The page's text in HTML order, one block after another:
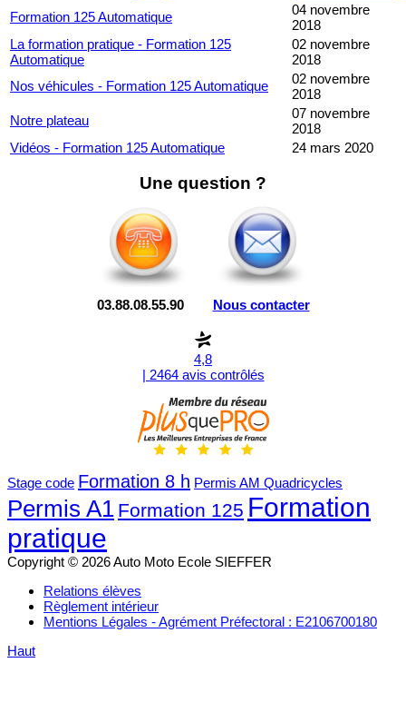
Formation 125 Automatique
04 novembre
2018
La formation pratique - Formation 125
Automatique
02 novembre
2018
Nos véhicules - Formation 125 Automatique
02 novembre
2018
Notre plateau
07 novembre
2018
Vidéos - Formation 125 Automatique
24 mars 2020
Une question ?
03.88.08.55.90 Nous contacter
4,8
| 2464 avis contrôlés
Stage code Formation 8 h Permis AM Quadricycles
Permis A1 Formation 125 Formation
pratique
Copyright © 2026 Auto Moto Ecole SIEFFER
Relations élèves
Règlement intérieur
Mentions Légales - Agrément Préfectoral : E2106700180
Haut